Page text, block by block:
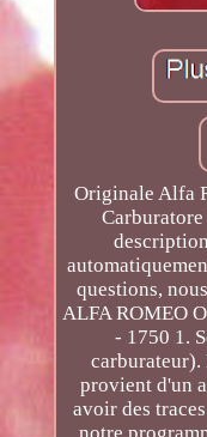
Originale Alfa
questions,
ALFA ROMEO
- 1750 1.
provient d'un
avoir des